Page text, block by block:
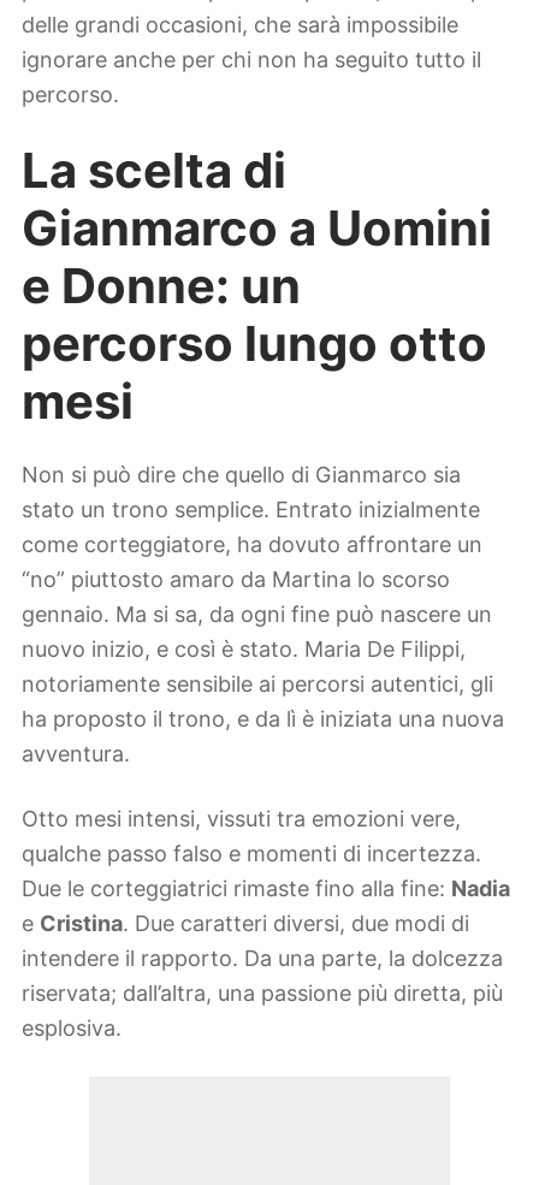
delle grandi occasioni, che sarà impossibile
ignorare anche per chi non ha seguito tutto il
percorso.
La scelta di
Gianmarco a Uomini
e Donne: un
percorso lungo otto
mesi
Non si può dire che quello di Gianmarco sia
stato un trono semplice. Entrato inizialmente
come corteggiatore, ha dovuto affrontare un
“no” piuttosto amaro da Martina lo scorso
gennaio. Ma si sa, da ogni fine può nascere un
nuovo inizio, e così è stato. Maria De Filippi,
notoriamente sensibile ai percorsi autentici, gli
ha proposto il trono, e da lì è iniziata una nuova
avventura.
Otto mesi intensi, vissuti tra emozioni vere,
qualche passo falso e momenti di incertezza.
Due le corteggiatrici rimaste fino alla fine: Nadia
e Cristina. Due caratteri diversi, due modi di
intendere il rapporto. Da una parte, la dolcezza
riservata; dall’altra, una passione più diretta, più
esplosiva.